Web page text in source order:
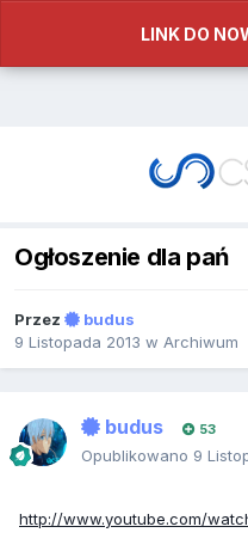
LINK DO
Ogłoszenie dla pań
Przez
budus
9 Listopada 2013 w Archiwum
budus 53
Opublikowano 9
http://www.youtube.com/